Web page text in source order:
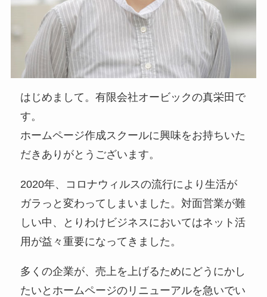
はじめまして。有限会社オービックの真栄田で
す。
ホームページ作成スクールに興味をお持ちいた
だきありがとうございます。
2020年、コロナウィルスの流行により生活が
ガラっと変わってしまいました。対面営業が難
しい中、とりわけビジネスにおいてはネット活
用が益々重要になってきました。
多くの企業が、売上を上げるためにどうにかし
たいとホームページのリニューアルを急いでい